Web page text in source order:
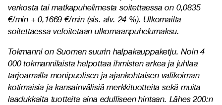
verkosta tai matkapuhelimesta soitettaessa on 0,0835
€/min + 0,1669 €/min (sis. alv. 24 %). Ulkomailta
soitettaessa veloitetaan ulkomaanpuhelumaksu.
Tokmanni on Suomen suurin halpakauppaketju. Noin 4
000 tokmannilaista helpottaa ihmisten arkea ja juhlaa
tarjoamalla monipuolisen ja ajankohtaisen valikoiman
kotimaisia ja kansainvälisiä merkkituotteita sekä muita
laadukkaita tuotteita aina edulliseen hintaan. Lähes 200:n